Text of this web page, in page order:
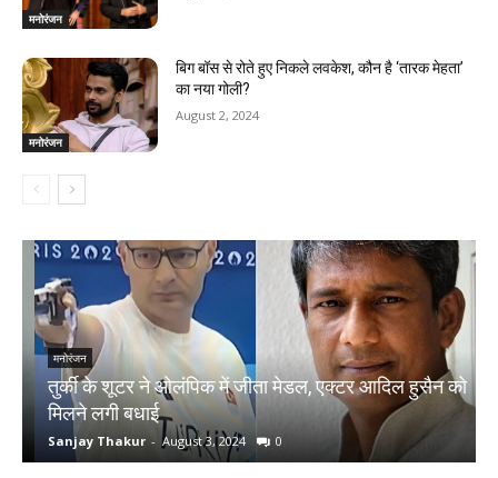
मनोरंजन
मनोरंजन
बिग बॉस से रोते हुए निकले लवकेश, कौन है ‘तारक मेहता’
का नया गोली?
August 2, 2024
मनोरंजन
तुर्की के शूटर ने ओलंपिक में जीता मेडल, एक्टर आदिल हुसैन को
मिलने लगी बधाई
Sanjay Thakur - August 3, 2024 0